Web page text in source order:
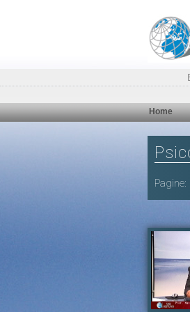
Home
Pagine: